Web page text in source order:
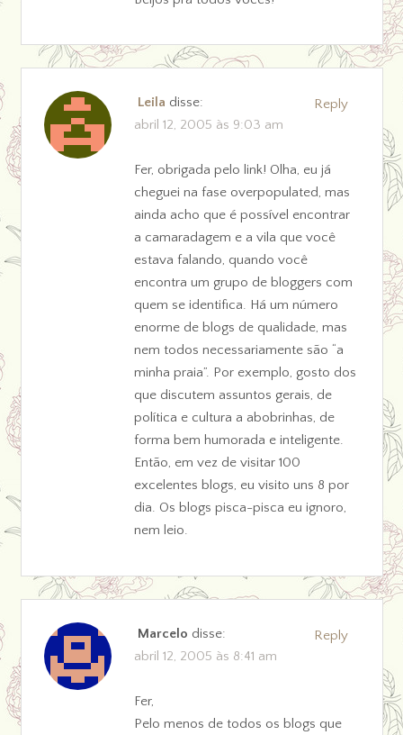
Leila disse:
abril 12, 2005 às 9:03 am
Fer, obrigada pelo link! Olha, eu já
cheguei na fase overpopulated, mas
ainda acho que é possível encontrar
a camaradagem e a vila que você
estava falando, quando você
encontra um grupo de bloggers com
quem se identifica. Há um número
enorme de blogs de qualidade, mas
nem todos necessariamente são “a
minha praia”. Por exemplo, gosto dos
que discutem assuntos gerais, de
política e cultura a abobrinhas, de
forma bem humorada e inteligente.
Então, em vez de visitar 100
excelentes blogs, eu visito uns 8 por
dia. Os blogs pisca-pisca eu ignoro,
nem leio.
Reply
Marcelo disse:
abril 12, 2005 às 8:41 am
Fer,
Pelo menos de todos os blogs que
Reply